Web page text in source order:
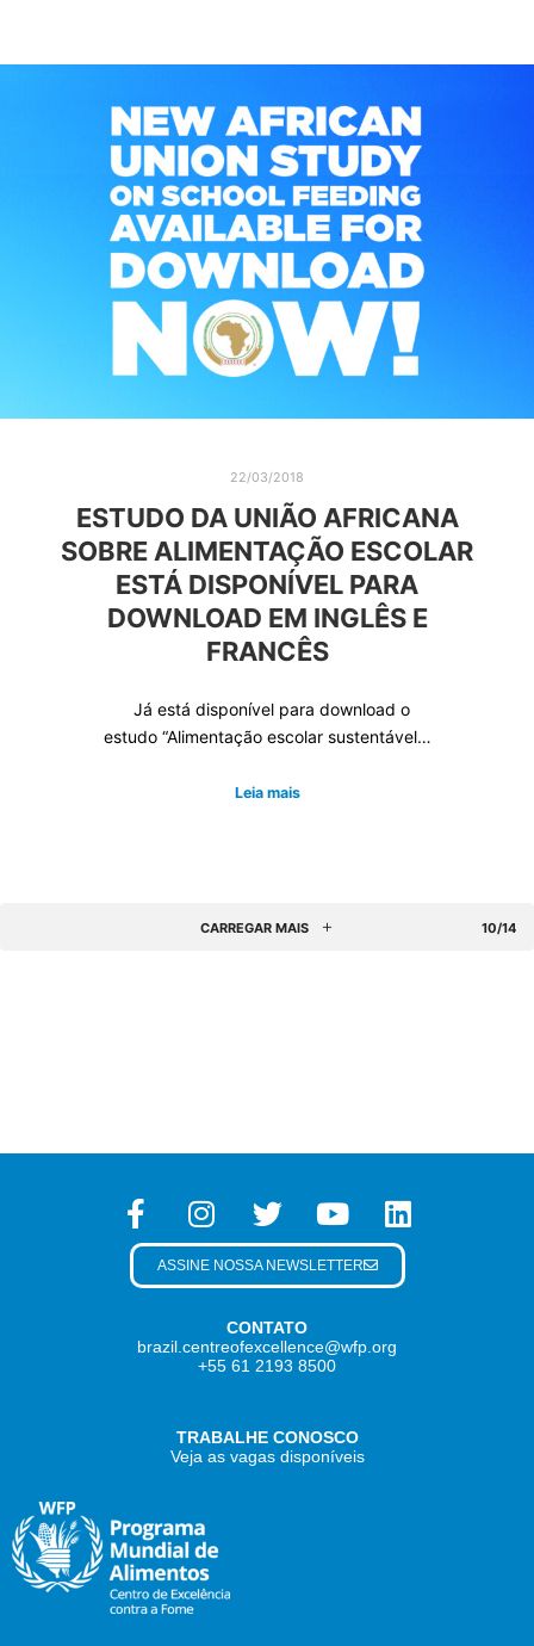
22/03/2018
ESTUDO DA UNIÃO AFRICANA
SOBRE ALIMENTAÇÃO ESCOLAR
ESTÁ DISPONÍVEL PARA
DOWNLOAD EM INGLÊS E
FRANCÊS
Já está disponível para download o
estudo “Alimentação escolar sustentável…
Leia mais
CARREGAR MAIS 10/14
CONTATO
brazil.centreofexcellence@wfp.org
+55 61 2193 8500
TRABALHE CONOSCO
Veja as vagas disponíveis
ASSINE NOSSA NEWSLETTER